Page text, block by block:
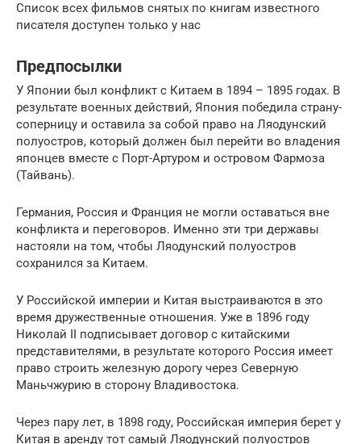
Список всех фильмов снятых по книгам известного
писателя доступен только у нас
Предпосылки
У Японии был конфликт с Китаем в 1894 – 1895 годах. В
результате военных действий, Япония победила страну-
соперницу и оставила за собой право на Ляодунский
полуостров, который должен был перейти во владения
японцев вместе с Порт-Артуром и островом Фармоза
(Тайвань).
Германия, Россия и Франция не могли оставаться вне
конфликта и переговоров. Именно эти три державы
настояли на том, чтобы Ляодунский полуостров
сохранился за Китаем.
У Российской империи и Китая выстраиваются в это
время дружественные отношения. Уже в 1896 году
Николай II подписывает договор с китайскими
представителями, в результате которого Россия имеет
право строить железную дорогу через Северную
Маньчжурию в сторону Владивостока.
Через пару лет, в 1898 году, Российская империя берет у
Китая в аренду тот самый Ляодунский полуостров